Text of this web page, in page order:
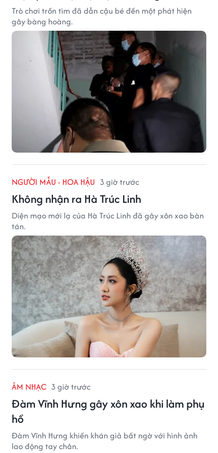
Trò chơi trốn tìm đã dẫn cậu bé đến một phát hiện
gây bàng hoàng.
NGƯỜI MẪU - HOA HẬU 3 giờ trước
Không nhận ra Hà Trúc Linh
Diện mạo mới lạ của Hà Trúc Linh đã gây xôn xao bàn
tán.
ÂM NHẠC 3 giờ trước
Đàm Vĩnh Hưng gây xôn xao khi làm phụ
hồ
Đàm Vĩnh Hưng khiến khán giả bất ngờ với hình ảnh
lao động tay chân.